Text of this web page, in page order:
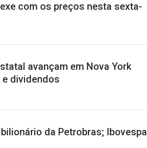
com os preços nesta sexta-
avançam em Nova York
dividendos
da Petrobras; Ibovespa